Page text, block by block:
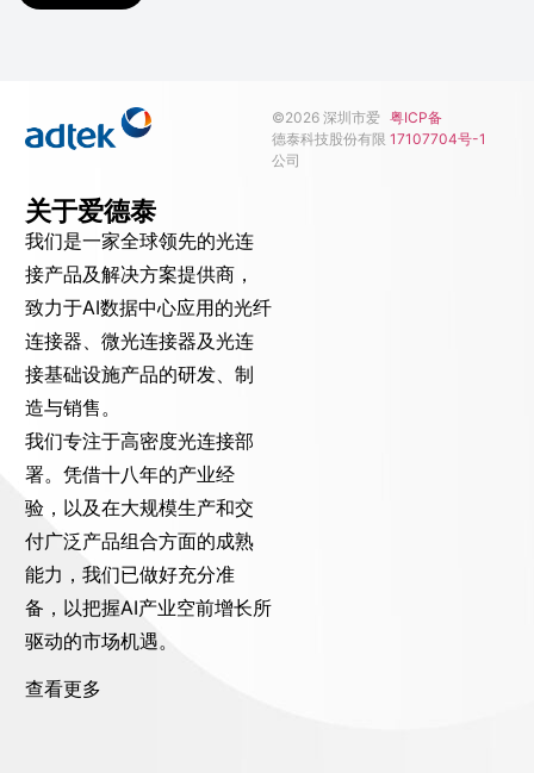
关于爱德泰
我们是一家全球领先的光连
接产品及解决方案提供商，
致力于AI数据中心应用的光纤
连接器、微光连接器及光连
接基础设施产品的研发、制
造与销售。
我们专注于高密度光连接部
署。凭借十八年的产业经
验，以及在大规模生产和交
付广泛产品组合方面的成熟
能力，我们已做好充分准
备，以把握AI产业空前增长所
驱动的市场机遇。
查看更多
©2026 深圳市爱
德泰科技股份有限
公司
粤ICP备
17107704号-1